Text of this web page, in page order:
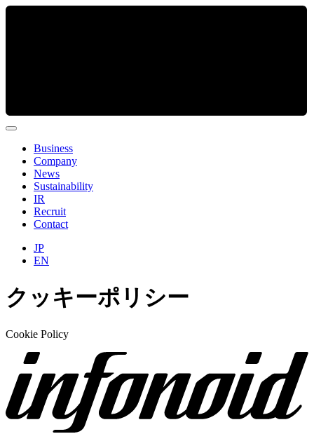
Business
Company
News
Sustainability
IR
Recruit
Contact
JP
EN
クッキーポリシー
Cookie Policy